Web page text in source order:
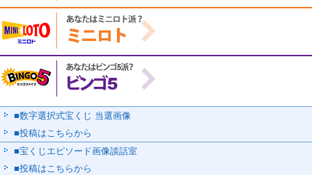
■数字選択式宝くじ 当選画像
■投稿はこちらから
■宝くじエピソード画像談話室
■投稿はこちらから